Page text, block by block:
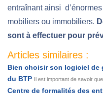
entraînant ainsi
mobiliers ou immobiliers.
sont à effectuer pour
Articles similaires :
Bien choisir son logiciel de
du BTP Il est important de savoir que
Centre de formalités des